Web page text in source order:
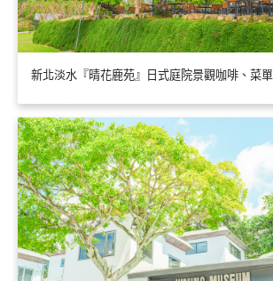
新北淡水『晴花鹿苑』日式庭院景觀咖啡、菜單